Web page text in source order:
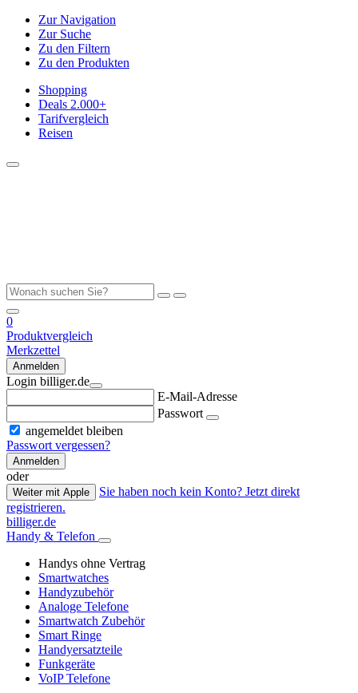
Zur Navigation
Zur Suche
Zu den Filtern
Zu den Produkten
Shopping
Deals 2.000+
Tarifvergleich
Reisen
0
Produktvergleich
Merkzettel
Anmelden
Login billiger.de
E-Mail-Adresse
Passwort
angemeldet bleiben
Passwort vergessen?
Anmelden
oder
Weiter mit Apple
Sie haben noch kein Konto? Jetzt direkt
registrieren.
billiger.de
Handy & Telefon
Handys ohne Vertrag
Smartwatches
Handyzubehör
Analoge Telefone
Smartwatch Zubehör
Smart Ringe
Handyersatzteile
Funkgeräte
VoIP Telefone